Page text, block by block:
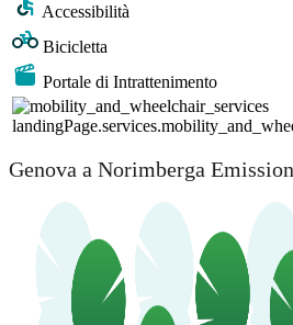
Accessibilità
Bicicletta
Portale di Intrattenimento
Genova a Norimberga